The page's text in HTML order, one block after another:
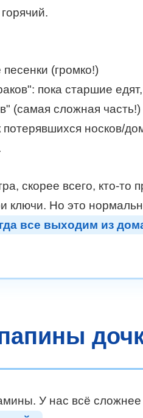
(громко!)
пока старшие
(самая сложная часть!)
носков/
скорее всего, кто-то
ключи. Но это
все выходим из
У нас всё сложнее